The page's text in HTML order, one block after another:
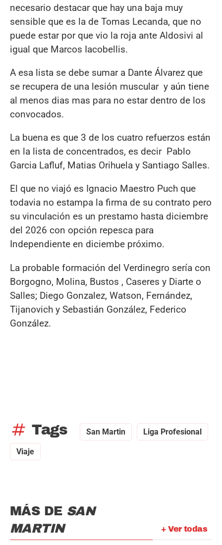
necesario destacar que hay una baja muy
sensible que es la de Tomas Lecanda, que no
puede estar por que vio la roja ante Aldosivi al
igual que Marcos Iacobellis.
A esa lista se debe sumar a Dante Álvarez que
se recupera de una lesión muscular y aún tiene
al menos dias mas para no estar dentro de los
convocados.
La buena es que 3 de los cuatro refuerzos están
en la lista de concentrados, es decir Pablo
Garcia Lafluf, Matias Orihuela y Santiago Salles.
El que no viajó es Ignacio Maestro Puch que
todavia no estampa la firma de su contrato pero
su vinculación es un prestamo hasta diciembre
del 2026 con opción repesca para
Independiente en diciembe próximo.
La probable formación del Verdinegro sería con
Borgogno, Molina, Bustos , Caseres y Diarte o
Salles; Diego Gonzalez, Watson, Fernández,
Tijanovich y Sebastián González, Federico
González.
tag Tags San Martin Liga Profesional
Viaje
+ Ver todas
MÁS DE SAN
MARTIN